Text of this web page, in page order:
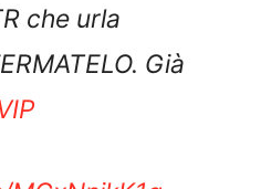
che urla
Già